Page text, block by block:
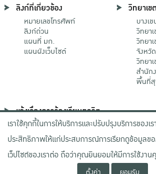
ลิงก์ที่เกี่ยวข้อง
หมายเลขโทรศัพท์
ลิงก์ด่วน
แผนที่ มก.
แผนผังเว็บไซต์
วิทยาเข
บางเ
วิทยา
วิทยา
จังหวั
วิทยา
สำนัก
พื้นที่
แจ้งเรื่องการร้องเรียนทุจริต
ช่องทางมหาวิทยาลัย
เกษตรศาสตร์
ช่องทางสำนักงาน ป.ป.ช.
ช่องทางสำนักงาน ป.ป.ท.
เราใช้คุกกี้ในการให้บริการและปรับปรุงบริการของ
ประสิทธิภาพให้แก่ประสบการณ์การเรียกดูข้อมูล
เว็ปไซต์ของเราต่อ ถือว่าคุณยินยอมให้มีการใช้งาน